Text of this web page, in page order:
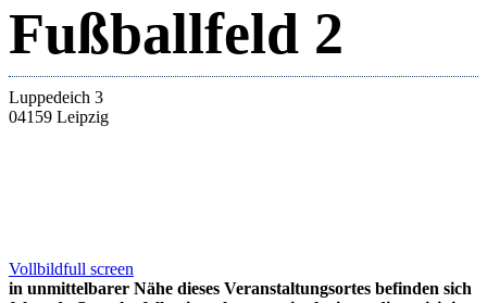
Fußballfeld 2
Luppedeich 3
04159 Leipzig
Vollbildfull screen
in unmittelbarer Nähe dieses Veranstaltungsortes befinden sich